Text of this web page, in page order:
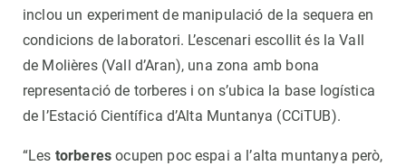
inclou un experiment de manipulació de la sequera en
condicions de laboratori. L’escenari escollit és la Vall
de Molières (Vall d’Aran), una zona amb bona
representació de torberes i on s’ubica la base logística
de l’Estació Científica d’Alta Muntanya (CCiTUB).
“Les torberes ocupen poc espai a l’alta muntanya però,